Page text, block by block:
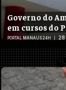
Governo do
em cursos do
PORTAL MANAUS 24H 28